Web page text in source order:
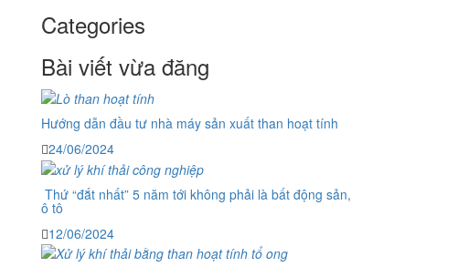
Categories
Bài viết vừa đăng
Hướng dẫn đầu tư nhà máy sản xuất than hoạt tính
24/06/2024
Thứ “đắt nhất” 5 năm tới không phải là bất động sản,
ô tô
12/06/2024